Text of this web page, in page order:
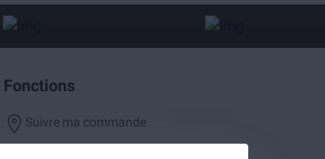
Fonctions
Suivre ma commande